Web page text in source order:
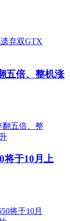
五倍、整机涨
将于10月上